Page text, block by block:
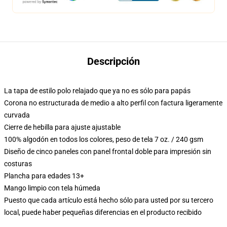
Descripción
La tapa de estilo polo relajado que ya no es sólo para papás
Corona no estructurada de medio a alto perfil con factura ligeramente
curvada
Cierre de hebilla para ajuste ajustable
100% algodón en todos los colores, peso de tela 7 oz. / 240 gsm
Diseño de cinco paneles con panel frontal doble para impresión sin
costuras
Plancha para edades 13+
Mango limpio con tela húmeda
Puesto que cada artículo está hecho sólo para usted por su tercero
local, puede haber pequeñas diferencias en el producto recibido